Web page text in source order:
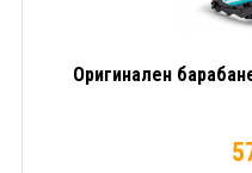
Оригинален